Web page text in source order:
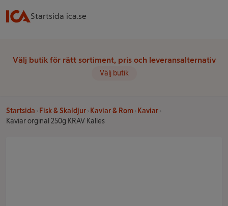
Startsida ica.se
Välj butik för rätt sortiment, pris och leveransalternativ
Välj butik
Startsida Fisk & Skaldjur Kaviar & Rom
Kaviar
Kaviar orginal 250g KRAV Kalles